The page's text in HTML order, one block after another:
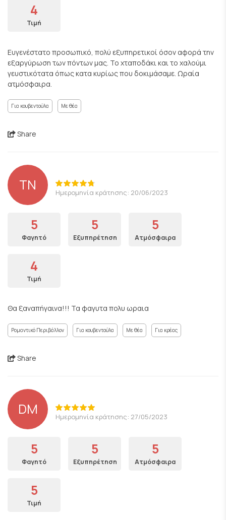
4
Τιμή
Ευγενέστατο προσωπικό, πολύ εξυπηρετικοί όσον αφορά την
εξαργύρωση των πόντων μας. Το χταποδάκι και το χαλούμι
γευστικότατα όπως κατα κυρίως που δοκιμάσαμε. Ωραία
ατμόσφαιρα.
Για κουβεντούλα Με θέα
Share
ΤΝ Ημερομηνία κράτησης: 20/06/2023
5
Φαγητό
5
Εξυπηρέτηση
5
Ατμόσφαιρα
4
Τιμή
Θα ξαναπήγαινα!!! Τα φαγυτα πολυ ωραια
Ρομαντικό Περιβάλλον Για κουβεντούλα Με θέα Για κρέας
Share
DM Ημερομηνία κράτησης: 27/05/2023
5
Φαγητό
5
Εξυπηρέτηση
5
Ατμόσφαιρα
5
Τιμή